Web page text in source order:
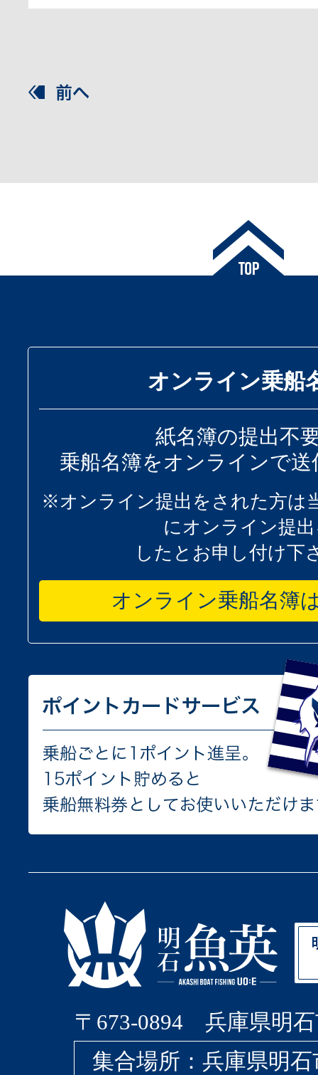
オンライン乗船
紙名簿の提出不
乗船名簿をオンラインで
※オンライン提出をされた方は
にオンライン提
したとお申し付け下
オンライン乗船名簿
〒673-0894 兵庫県明石
集合場所：兵庫県明